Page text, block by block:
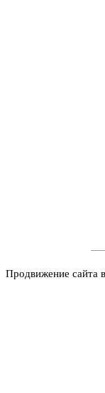
Продвижение сайта